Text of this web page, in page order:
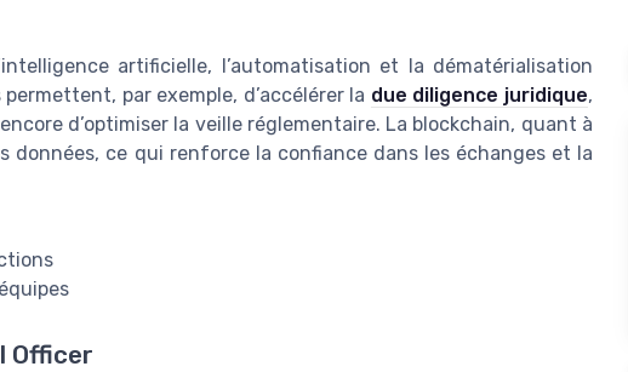
artificielle, l’automatisation et la dématérialisation
par exemple, d’accélérer la due diligence juridique,
d’optimiser la veille réglementaire. La blockchain, quant à
ce qui renforce la confiance dans les échanges et la
Officer